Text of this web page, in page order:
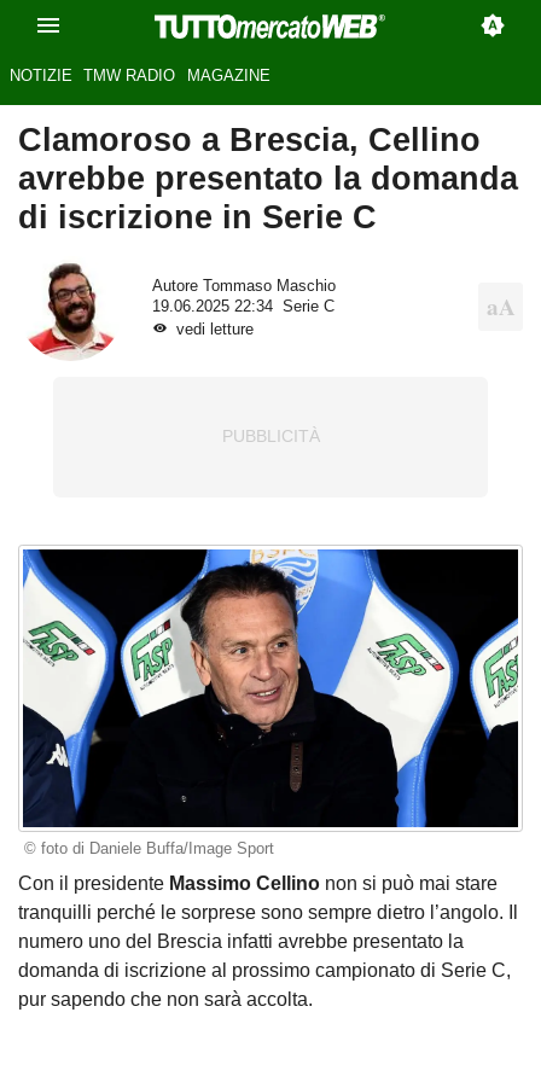
NOTIZIE TMW RADIO MAGAZINE
Clamoroso a Brescia, Cellino
avrebbe presentato la domanda
di iscrizione in Serie C
Autore
Tommaso Maschio
19.06.2025 22:34
Serie C
vedi letture
© foto di Daniele Buffa/Image Sport
Con il presidente Massimo Cellino non si può mai stare
tranquilli perché le sorprese sono sempre dietro l’angolo. Il
numero uno del Brescia infatti avrebbe presentato la
domanda di iscrizione al prossimo campionato di Serie C,
pur sapendo che non sarà accolta.